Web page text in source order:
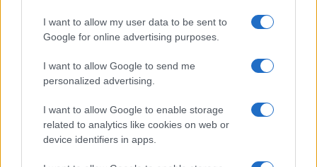
I want to allow my user data to be sent to
Google for online advertising purposes.
I want to allow Google to send me
personalized advertising.
I want to allow Google to enable storage
related to analytics like cookies on web or
device identifiers in apps.
Tensões diplomáticas entre Brasil e Argentina: o que está em